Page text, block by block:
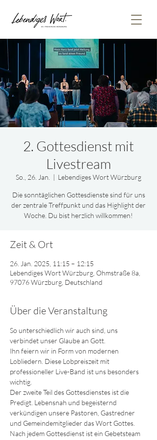
2. Gottesdienst mit
Livestream
So., 26. Jan.
  |
Lebendiges Wort Würzburg
Die sonntäglichen Gottesdienste sind für uns
der zentrale Treffpunkt und das Highlight der
Woche. Du bist herzlich willkommen!
Zeit & Ort
26. Jan. 2025, 11:15 – 12:15
Lebendiges Wort Würzburg, Ohmstraße 8a,
97076 Würzburg, Deutschland
Über die Veranstaltung
So unterschiedlich wir auch sind, uns
verbindet unser Glaube an Gott.
Ihn feiern wir in Form von modernen
Lobliedern. Diese Lobpreiszeit mit
professioneller Live-Band ist uns besonders
wichtig.
Der zweite Teil des Gottesdienstes ist die
Predigt. Lebensnah und begeisternd
verkündigen unsere Pastoren, Gastredner
und Gemeindemitglieder das Wort Gottes.
Nach jedem Gottesdienst ist ein Gebetsteam